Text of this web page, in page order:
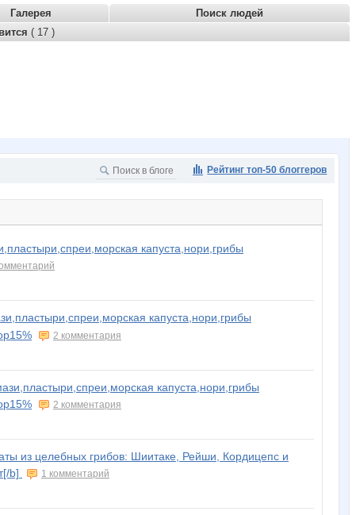
Галерея
Поиск людей
( 17 )
Рейтинг топ-50 блоггеров
капуста,нори,грибы
капуста,нори,грибы
2 комментария
капуста,нори,грибы
2 комментария
из целебных грибов: Шиитаке, Рейши, Кордицепс и
b]
1 комментарий